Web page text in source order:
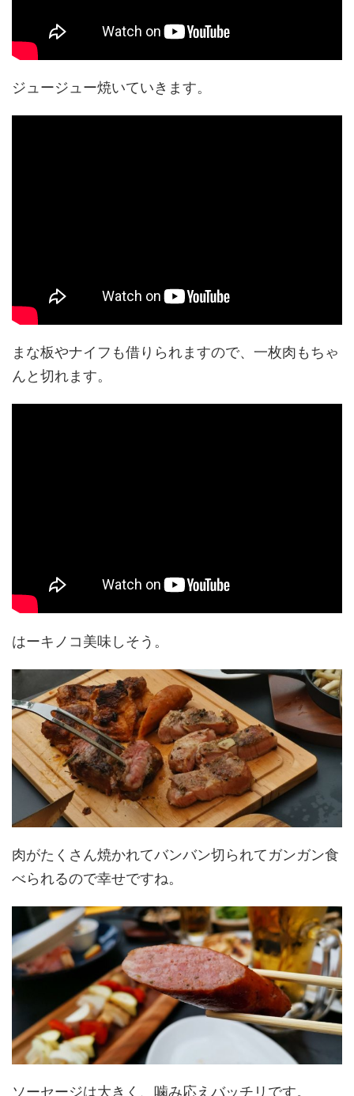
ジュージュー焼いていきます。
まな板やナイフも借りられますので、一枚肉もちゃ
んと切れます。
はーキノコ美味しそう。
肉がたくさん焼かれてバンバン切られてガンガン食
べられるので幸せですね。
ソーセージは大きく、噛み応えバッチリです。